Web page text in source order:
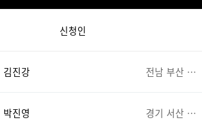
신청인
김진강 전남 부산 …
박진영 경기 서산 …